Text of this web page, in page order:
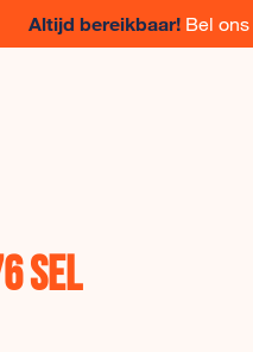
Altijd bereikbaar! Bel ons
SEL